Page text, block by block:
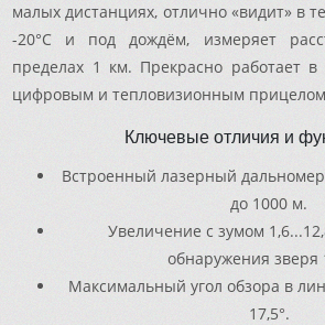
малых дистанциях, отлично «видит» в
-20°C и под дождём, измеряет
пределах 1 км. Прекрасно работает
цифровым и тепловизионным
Ключевые отличия и
Встроенный лазерный дальномер
до 1000 м.
Увеличение с зумом
обнаружения зверя
Максимальный угол обзора в
17,5°.